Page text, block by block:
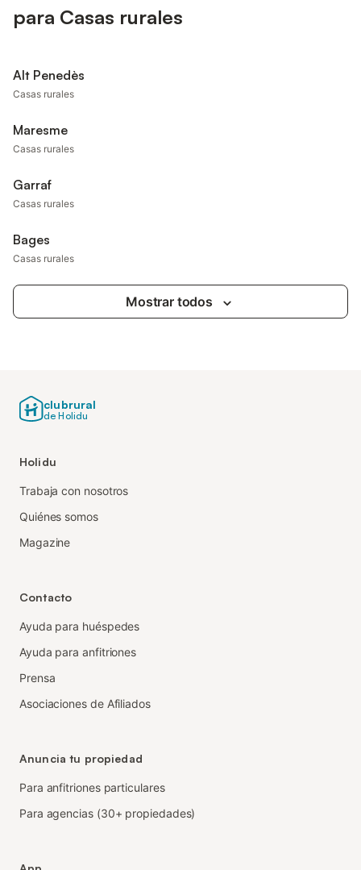
para Casas rurales
Alt Penedès
Casas rurales
Maresme
Casas rurales
Garraf
Casas rurales
Bages
Casas rurales
Mostrar todos
clubrural
de Holidu
Holidu
Trabaja con nosotros
Quiénes somos
Magazine
Contacto
Ayuda para huéspedes
Ayuda para anfitriones
Prensa
Asociaciones de Afiliados
Anuncia tu propiedad
Para anfitriones particulares
Para agencias (30+ propiedades)